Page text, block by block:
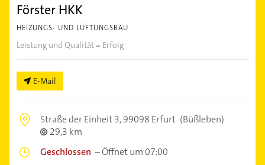
Förster HKK
HEIZUNGS- UND LÜFTUNGSBAU
Leistung und Qualität = Erfolg
E-Mail
Straße der Einheit 3,99098 Erfurt (Büßleben)
29,3 km
Geschlossen –Öffnet um 07:00